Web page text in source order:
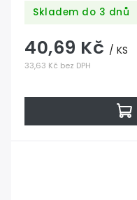
Skladem do 3 dnů
33,63 Kč bez DPH
40,69 Kč / KS